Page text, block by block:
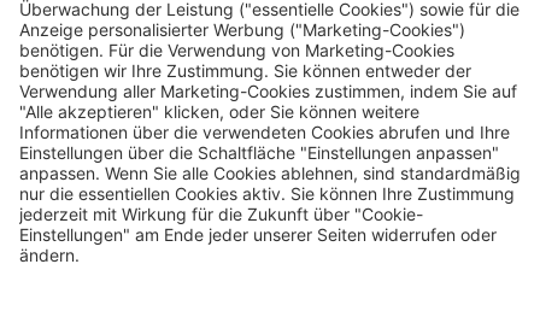
Hatě
Kleinhaugsdorf
Chvalovice-Hatě 196, Chvalovice-Znojmo,669 02
0 Stk.